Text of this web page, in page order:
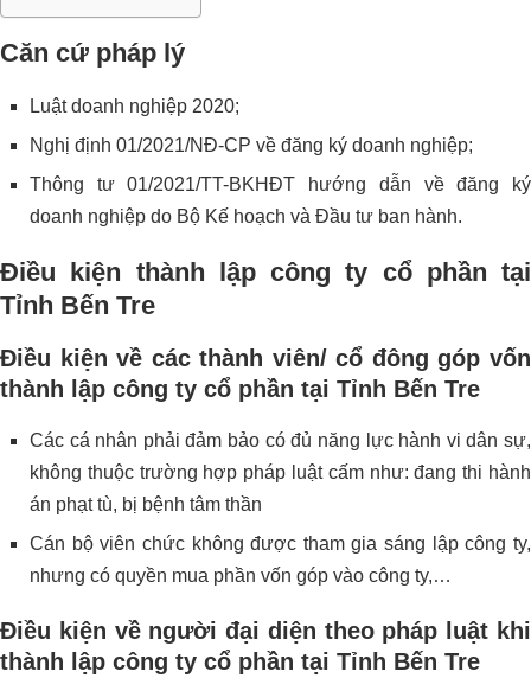
Căn cứ pháp lý
Luật doanh nghiệp 2020;
Nghị định 01/2021/NĐ-CP về đăng ký doanh nghiệp;
Thông tư 01/2021/TT-BKHĐT hướng dẫn về đăng ký
doanh nghiệp do Bộ Kế hoạch và Đầu tư ban hành.
Điều kiện thành lập công ty cổ phần tại
Tỉnh Bến Tre
Điều kiện về các thành viên/ cổ đông góp vốn
thành lập công ty cổ phần tại Tỉnh Bến Tre
Các cá nhân phải đảm bảo có đủ năng lực hành vi dân sự,
không thuộc trường hợp pháp luật cấm như: đang thi hành
án phạt tù, bị bệnh tâm thần
Cán bộ viên chức không được tham gia sáng lập công ty,
nhưng có quyền mua phần vốn góp vào công ty,…
Điều kiện về người đại diện theo pháp luật khi
thành lập công ty cổ phần tại Tỉnh Bến Tre